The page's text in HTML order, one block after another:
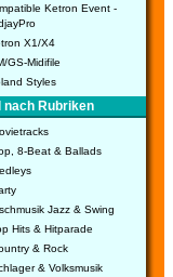
Ketron Event -
X1/X4
GS-Midifile
Styles
nach Rubriken
8-Beat & Ballads
Jazz & Swing
Hits & Hitparade
& Rock
& Volksmusik